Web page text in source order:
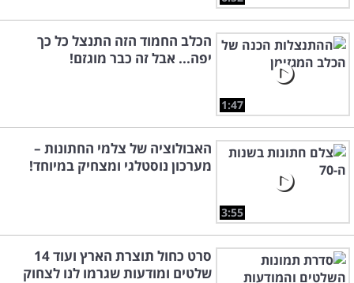
1:47
הכלב החמוד הזה התנצל כל כך
יפה... אבל זה כבר מוגזם!
3:55
האבולוציה של צלמי החתונות –
מערכון נוסטלגי ומצחיק במיוחד!
סרט כחול תוצרת הארץ ועוד 14
שלטים ומודעות שגרמו לנו לצחוק